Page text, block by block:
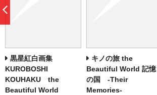
黒星紅白画集
KUROBOSHI
KOUHAKU the
Beautiful World
キノの旅 the
Beautiful World 記憶
の国 ‐Their
Memories‐